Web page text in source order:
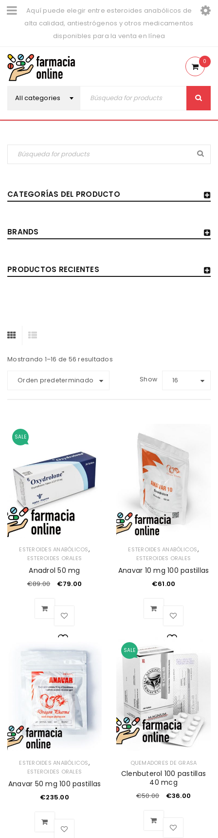
Aquí puede elegir entre esteroides anabólicos de
alta calidad, antiestrógenos y otros medicamentos
disponibles para la venta en línea
All categories
0
CATEGORÍAS DEL PRODUCTO
BRANDS
PRODUCTOS RECIENTES
Mostrando 1–16 de 56 resultados
Orden predeterminado Show 16
SALE
ESTEROIDES ANABÓLICOS,
ESTEROIDES ORALES
Anadrol 50 mg
€89.00 €79.00
Lista
de
deseos
ESTEROIDES ANABÓLICOS,
ESTEROIDES ORALES
Anavar 10 mg 100 pastillas
€61.00
Lista
de
deseos
ESTEROIDES ANABÓLICOS,
ESTEROIDES ORALES
Anavar 50 mg 100 pastillas
€235.00
SALE
QUEMADORES DE GRASA
Clenbuterol 100 pastillas
40 mcg
€50.00 €36.00